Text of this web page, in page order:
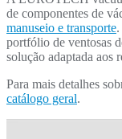
de componentes de
manuseio e transporte
portfólio de ventosas
solução adaptada aos
Para mais detalhes
catálogo geral.